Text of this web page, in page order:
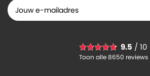
9.5 / 10
Toon alle 8650 reviews